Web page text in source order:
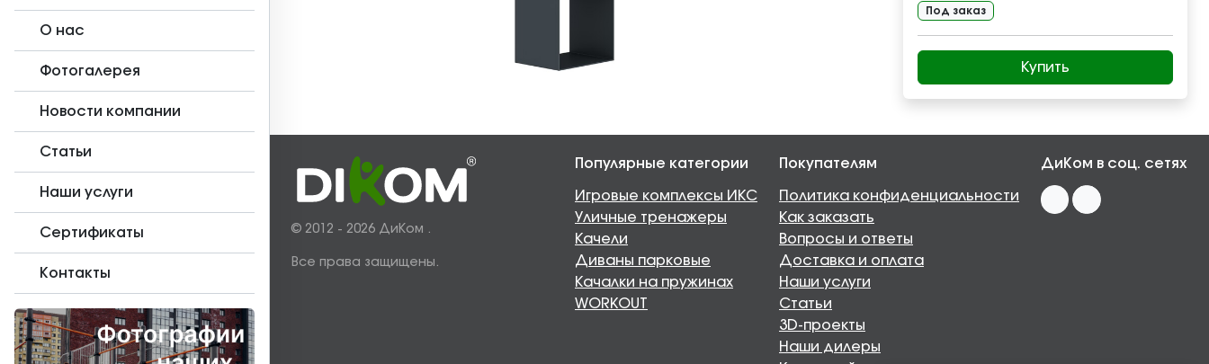
О нас
Фотогалерея
Новости компании
Статьи
Наши услуги
Сертификаты
Контакты
Под заказ
Купить
© 2012 - 2026 ДиКом .
Все права защищены.
Популярные категории
Игровые комплексы ИКС
Уличные тренажеры
Качели
Диваны парковые
Качалки на пружинах
WORKOUT
Покупателям
Политика конфиденциальности
Как заказать
Вопросы и ответы
Доставка и оплата
Наши услуги
Статьи
3D-проекты
Наши дилеры
ДиКом в соц. сетях